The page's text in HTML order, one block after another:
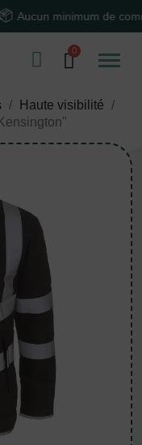
minimum de
Haute visibilité